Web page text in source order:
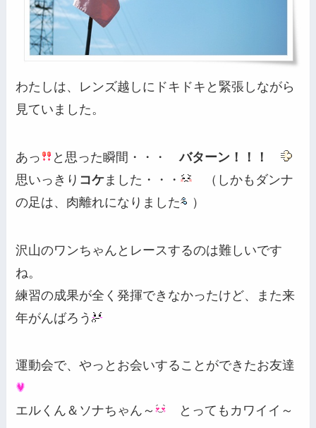
わたしは、レンズ越しにドキドキと緊張しながら
見ていました。
あっ と思った瞬間・・・バターン！！！
思いっきり コケ ました・・・
（しかもダンナ
の足は、肉離れになりました
）
沢山のワンちゃんとレースするのは難しいです
ね。
練習の成果が全く発揮できなかったけど、また来
年がんばろう
運動会で、やっとお会いすることができたお友達
エルくん＆ソナちゃん～ とってもカワイイ～